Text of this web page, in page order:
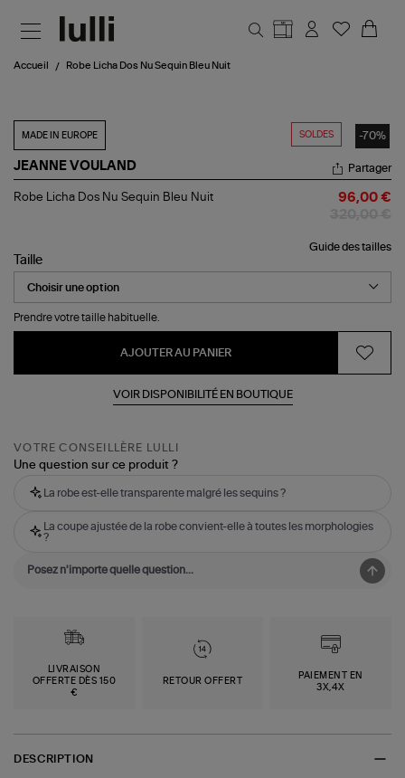
Accueil Robe Licha Dos Nu Sequin Bleu Nuit
SOLDES -70%
MADE IN EUROPE
JEANNE VOULAND
Robe
Sequin
Bleu
Nuit
Partager
Robe Licha Dos Nu Sequin Bleu Nuit 96,00 €
Guide des tailles
Taille
Prendre votre taille habituelle.
AJOUTER AU PANIER
VOIR DISPONIBILITÉ EN BOUTIQUE
VOTRE CONSEILLÈRE LULLI
Une question sur ce produit ?
La robe est-elle transparente malgré les sequins ?
La coupe ajustée de la robe convient-elle à toutes les morphologies
?
LIVRAISON
OFFERTE DÈS 150
€
RETOUR OFFERT
PAIEMENT EN
3X,4X
DESCRIPTION